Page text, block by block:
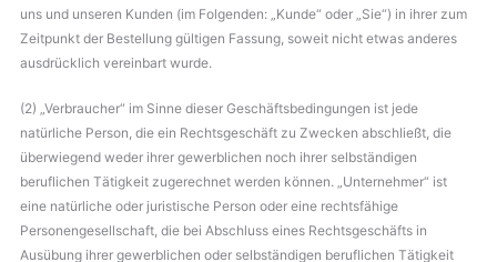
uns und unseren Kunden (im Folgenden: „Kunde“ oder „Sie“) in ihrer zum
Zeitpunkt der Bestellung gültigen Fassung, soweit nicht etwas anderes
ausdrücklich vereinbart wurde.
(2) „Verbraucher“ im Sinne dieser Geschäftsbedingungen ist jede
natürliche Person, die ein Rechtsgeschäft zu Zwecken abschließt, die
überwiegend weder ihrer gewerblichen noch ihrer selbständigen
beruflichen Tätigkeit zugerechnet werden können. „Unternehmer“ ist
eine natürliche oder juristische Person oder eine rechtsfähige
Personengesellschaft, die bei Abschluss eines Rechtsgeschäfts in
Ausübung ihrer gewerblichen oder selbständigen beruflichen Tätigkeit